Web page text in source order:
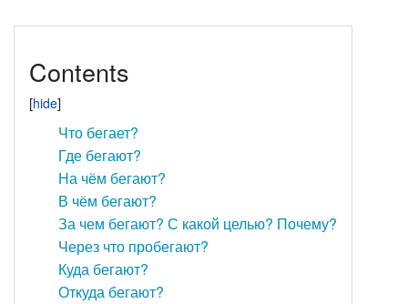
Contents
Что бегает?
Где бегают?
На чём бегают?
В чём бегают?
За чем бегают? С какой целью? Почему?
Через что пробегают?
Куда бегают?
Откуда бегают?